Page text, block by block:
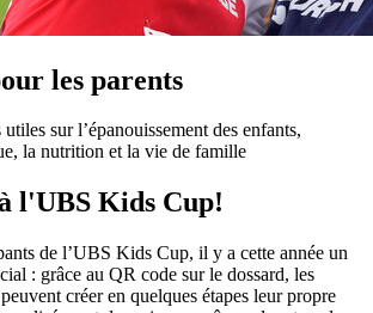
les parents
sur l’épanouissement des enfants,
la nutrition et la vie de famille
l'UBS Kids Cup!
de l’UBS Kids Cup, il y a cette année un
: grâce au QR code sur le dossard, les
créer en quelques étapes leur propre